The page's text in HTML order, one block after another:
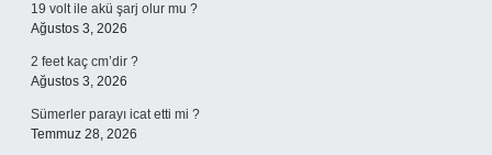
19 volt ile akü şarj olur mu ?
Ağustos 3, 2026
2 feet kaç cm’dir ?
Ağustos 3, 2026
Sümerler parayı icat etti mi ?
Temmuz 28, 2026